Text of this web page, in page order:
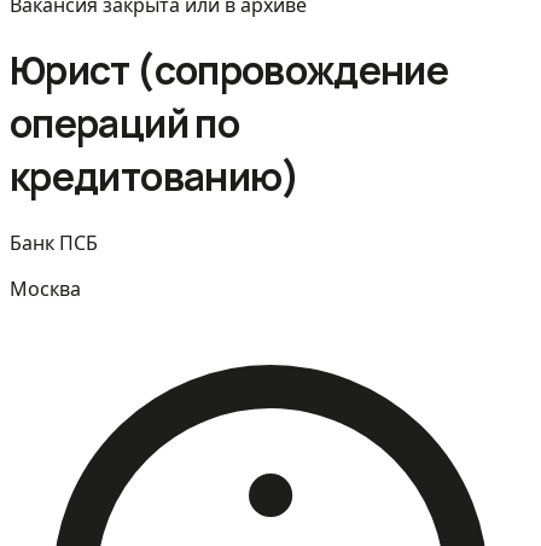
Вакансия закрыта или в архиве
Юрист (сопровождение
операций по
кредитованию)
Банк ПСБ
Москва